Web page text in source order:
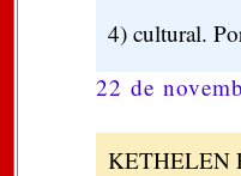
4) cultural.
22 de
KETHELEN